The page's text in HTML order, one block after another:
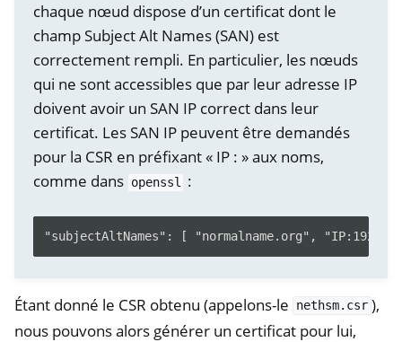
chaque nœud dispose d’un certificat dont le
champ Subject Alt Names (SAN) est
correctement rempli. En particulier, les nœuds
qui ne sont accessibles que par leur adresse IP
doivent avoir un SAN IP correct dans leur
certificat. Les SAN IP peuvent être demandés
pour la CSR en préfixant « IP : » aux noms,
comme dans openssl :
Étant donné le CSR obtenu (appelons-le nethsm.csr ),
nous pouvons alors générer un certificat pour lui,